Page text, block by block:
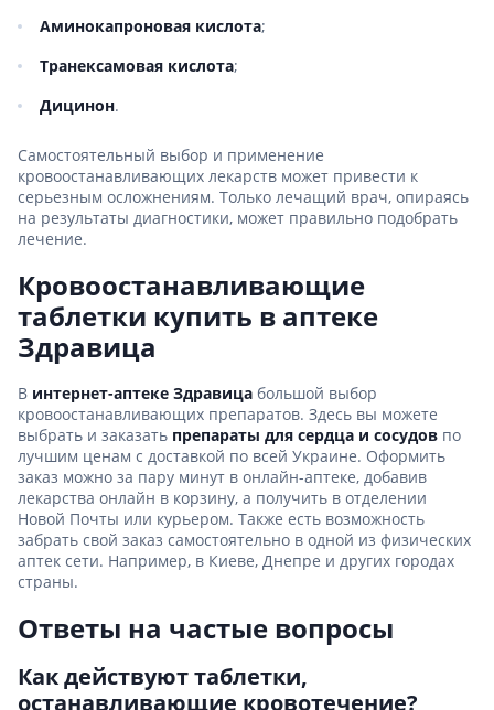
Аминокапроновая кислота;
Транексамовая кислота;
Дицинон.
Самостоятельный выбор и применение
кровоостанавливающих лекарств может привести к
серьезным осложнениям. Только лечащий врач, опираясь
на результаты диагностики, может правильно подобрать
лечение.
Кровоостанавливающие
таблетки купить в аптеке
Здравица
В интернет-аптеке Здравица большой выбор
кровоостанавливающих препаратов. Здесь вы можете
выбрать и заказать препараты для сердца и сосудов по
лучшим ценам с доставкой по всей Украине. Оформить
заказ можно за пару минут в онлайн-аптеке, добавив
лекарства онлайн в корзину, а получить в отделении
Новой Почты или курьером. Также есть возможность
забрать свой заказ самостоятельно в одной из физических
аптек сети. Например, в Киеве, Днепре и других городах
страны.
Ответы на частые вопросы
Как действуют таблетки,
останавливающие кровотечение?